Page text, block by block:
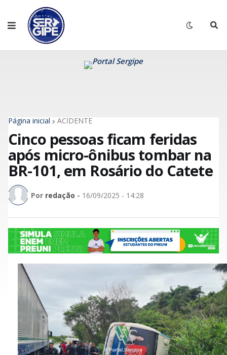
Página inicial ACİDENTE
Cinco pessoas ficam feridas
após micro-ônibus tombar na
BR-101, em Rosário do Catete
Por redação - 16/09/2025 - 14:28